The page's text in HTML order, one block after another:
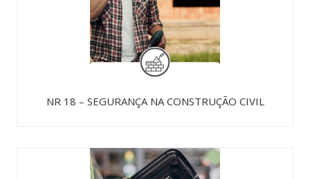
NR 18 – SEGURANÇA NA CONSTRUÇÃO CIVIL